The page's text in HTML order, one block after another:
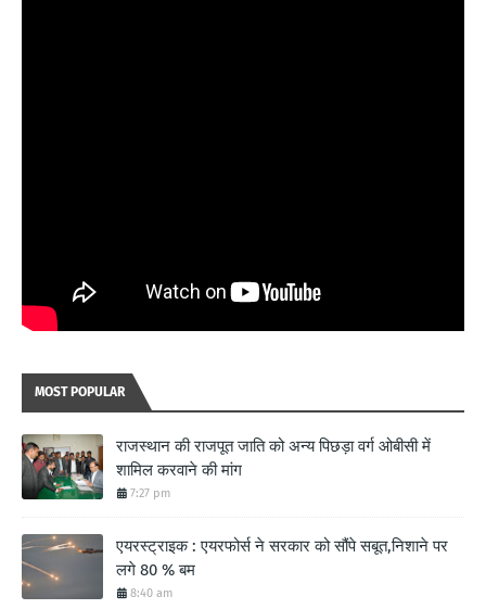
MOST POPULAR
राजस्थान की राजपूत जाति को अन्य पिछड़ा वर्ग ओबीसी में
शामिल करवाने की मांग
7:27 pm
एयरस्ट्राइक : एयरफोर्स ने सरकार को सौंपे सबूत,निशाने पर
लगे 80 % बम
8:40 am